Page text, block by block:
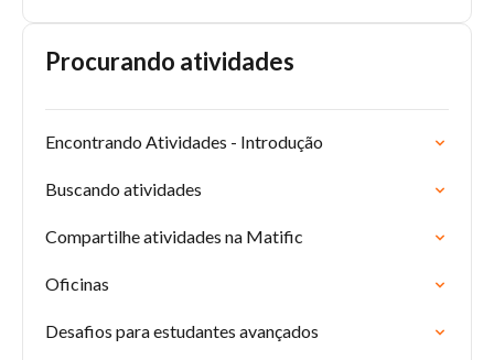
Procurando atividades
Encontrando Atividades - Introdução
Buscando atividades
Compartilhe atividades na Matific
Oficinas
Desafios para estudantes avançados